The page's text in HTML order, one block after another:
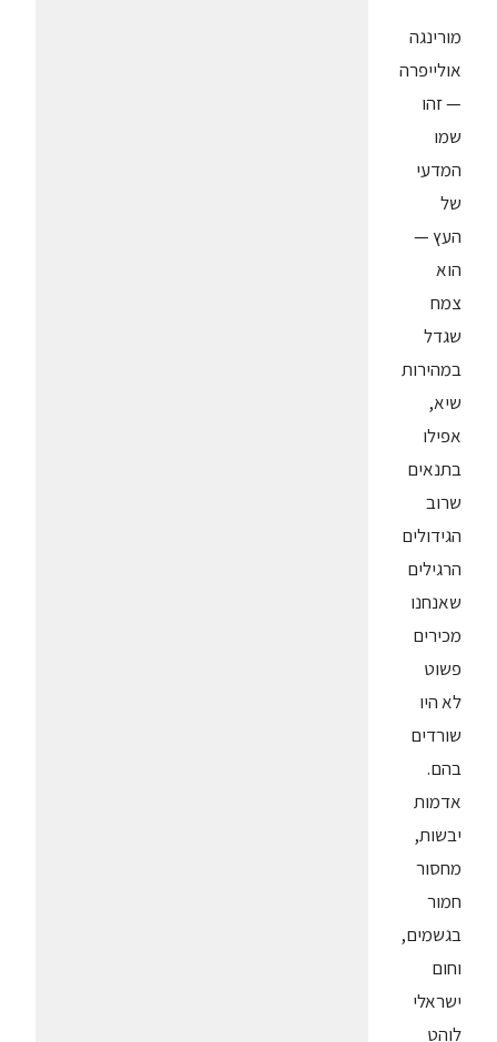
מורינגה
אולייפרה
— זהו
שמו
המדעי
של
העץ —
הוא
צמח
שגדל
במהירות
שיא,
אפילו
בתנאים
שרוב
הגידולים
הרגילים
שאנחנו
מכירים
פשוט
לא היו
שורדים
בהם.
אדמות
יבשות,
מחסור
חמור
בגשמים,
וחום
ישראלי
לוהט